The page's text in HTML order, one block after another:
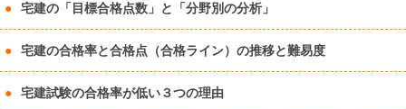
宅建の「目標合格点数」と「分野別の分析」
宅建の合格率と合格点（合格ライン）の推移と難易度
宅建試験の合格率が低い３つの理由